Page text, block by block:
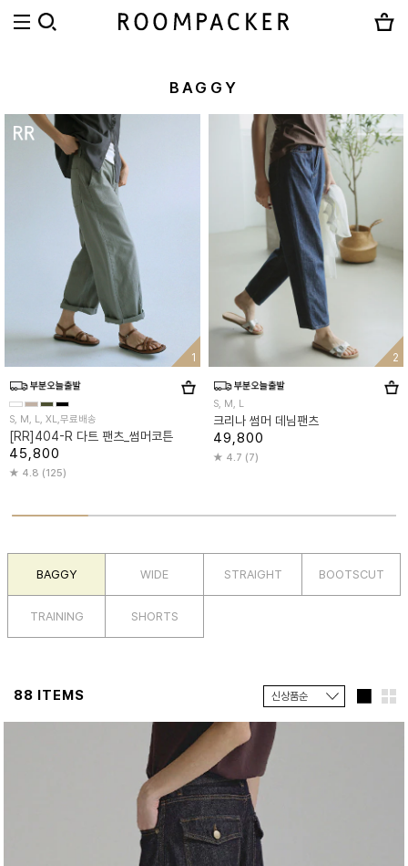
BAGGY
1
S, M, L, XL,무료배송
[RR]404-R 다트 팬츠_썸머코튼
45,800
4.8 (125)
2
S, M, L
크리나 썸머 데님팬츠
49,800
4.7 (7)
BAGGY WIDE STRAIGHT BOOTSCUT
TRAINING SHORTS
88 ITEMS